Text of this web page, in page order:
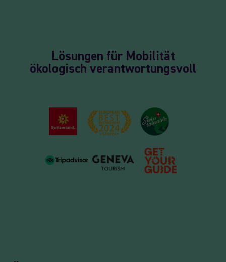
Lösungen für Mobilität
ökologisch verantwortungsvoll